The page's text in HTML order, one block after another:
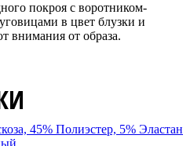
покроя с воротником-
в цвет блузки и
внимания от образа.
45% Полиэстер, 5% Эластан